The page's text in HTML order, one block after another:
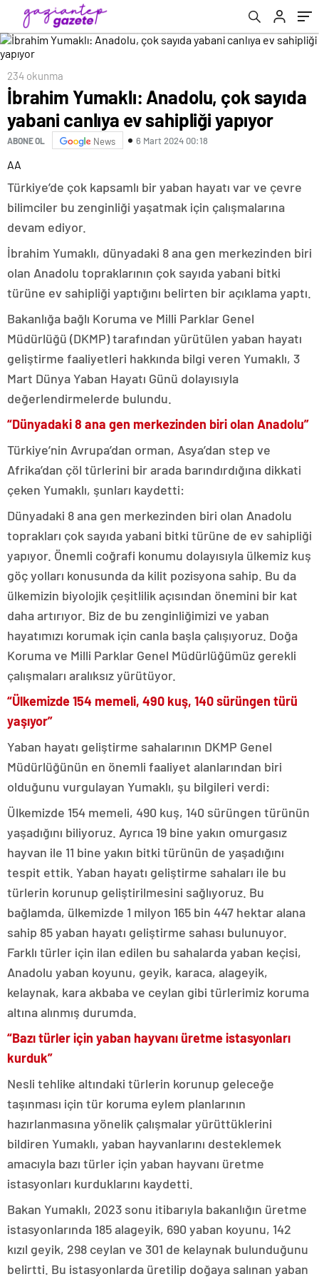
234 okunma
İbrahim Yumaklı: Anadolu, çok sayıda
yabani canlıya ev sahipliği yapıyor
ABONE OL News 6 Mart 2024 00:18
AA
Türkiye’de çok kapsamlı bir yaban hayatı var ve çevre
bilimciler bu zenginliği yaşatmak için çalışmalarına
devam ediyor.
İbrahim Yumaklı, dünyadaki 8 ana gen merkezinden biri
olan Anadolu topraklarının çok sayıda yabani bitki
türüne ev sahipliği yaptığını belirten bir açıklama yaptı.
Bakanlığa bağlı Koruma ve Milli Parklar Genel
Müdürlüğü (DKMP) tarafından yürütülen yaban hayatı
geliştirme faaliyetleri hakkında bilgi veren Yumaklı, 3
Mart Dünya Yaban Hayatı Günü dolayısıyla
değerlendirmelerde bulundu.
“Dünyadaki 8 ana gen merkezinden biri olan Anadolu”
Türkiye’nin Avrupa’dan orman, Asya’dan step ve
Afrika’dan çöl türlerini bir arada barındırdığına dikkati
çeken Yumaklı, şunları kaydetti:
Dünyadaki 8 ana gen merkezinden biri olan Anadolu
toprakları çok sayıda yabani bitki türüne de ev sahipliği
yapıyor. Önemli coğrafi konumu dolayısıyla ülkemiz kuş
göç yolları konusunda da kilit pozisyona sahip. Bu da
ülkemizin biyolojik çeşitlilik açısından önemini bir kat
daha artırıyor. Biz de bu zenginliğimizi ve yaban
hayatımızı korumak için canla başla çalışıyoruz. Doğa
Koruma ve Milli Parklar Genel Müdürlüğümüz gerekli
çalışmaları aralıksız yürütüyor.
“Ülkemizde 154 memeli, 490 kuş, 140 sürüngen türü
yaşıyor”
Yaban hayatı geliştirme sahalarının DKMP Genel
Müdürlüğünün en önemli faaliyet alanlarından biri
olduğunu vurgulayan Yumaklı, şu bilgileri verdi:
Ülkemizde 154 memeli, 490 kuş, 140 sürüngen türünün
yaşadığını biliyoruz. Ayrıca 19 bine yakın omurgasız
hayvan ile 11 bine yakın bitki türünün de yaşadığını
tespit ettik. Yaban hayatı geliştirme sahaları ile bu
türlerin korunup geliştirilmesini sağlıyoruz. Bu
bağlamda, ülkemizde 1 milyon 165 bin 447 hektar alana
sahip 85 yaban hayatı geliştirme sahası bulunuyor.
Farklı türler için ilan edilen bu sahalarda yaban keçisi,
Anadolu yaban koyunu, geyik, karaca, alageyik,
kelaynak, kara akbaba ve ceylan gibi türlerimiz koruma
altına alınmış durumda.
“Bazı türler için yaban hayvanı üretme istasyonları
kurduk”
Nesli tehlike altındaki türlerin korunup geleceğe
taşınması için tür koruma eylem planlarının
hazırlanmasına yönelik çalışmalar yürüttüklerini
bildiren Yumaklı, yaban hayvanlarını desteklemek
amacıyla bazı türler için yaban hayvanı üretme
istasyonları kurduklarını kaydetti.
Bakan Yumaklı, 2023 sonu itibarıyla bakanlığın üretme
istasyonlarında 185 alageyik, 690 yaban koyunu, 142
kızıl geyik, 298 ceylan ve 301 de kelaynak bulunduğunu
belirtti. Bu istasyonlarda üretilip doğaya salınan yaban